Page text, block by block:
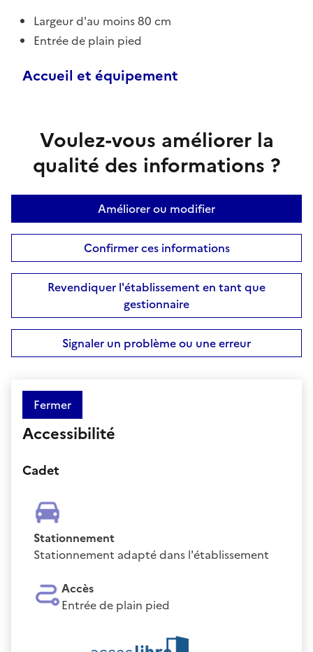
Largeur d'au moins 80 cm
Entrée de plain pied
Accueil et équipement
Voulez-vous améliorer la
qualité des informations ?
Améliorer ou modifier
Confirmer ces informations
Revendiquer l'établissement en tant que
gestionnaire
Signaler un problème ou une erreur
Fermer
Accessibilité
Cadet
Stationnement
Stationnement adapté dans l'établissement
Accès
Entrée de plain pied